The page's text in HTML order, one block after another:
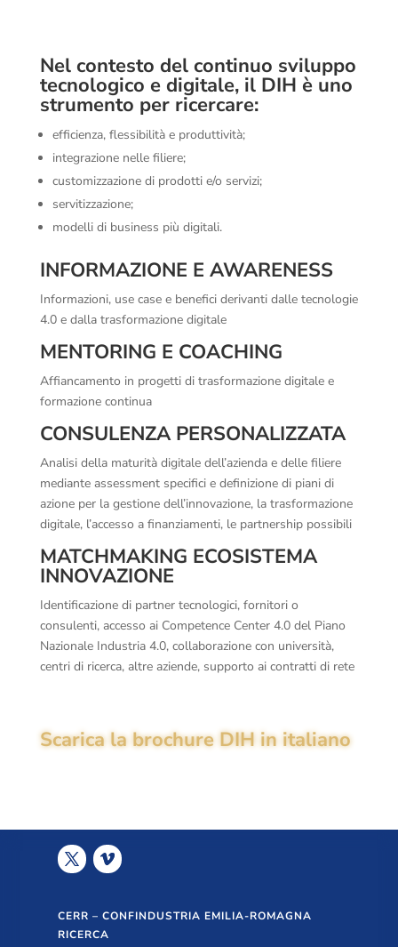
Nel contesto del continuo sviluppo
tecnologico e digitale, il DIH è uno
strumento per ricercare:
efficienza, flessibilità e produttività;
integrazione nelle filiere;
customizzazione di prodotti e/o servizi;
servitizzazione;
modelli di business più digitali.
INFORMAZIONE E AWARENESS
Informazioni, use case e benefici derivanti dalle tecnologie
4.0 e dalla trasformazione digitale
MENTORING E COACHING
Affiancamento in progetti di trasformazione digitale e
formazione continua
CONSULENZA PERSONALIZZATA
Analisi della maturità digitale dell’azienda e delle filiere
mediante assessment specifici e definizione di piani di
azione per la gestione dell’innovazione, la trasformazione
digitale, l’accesso a finanziamenti, le partnership possibili
MATCHMAKING ECOSISTEMA
INNOVAZIONE
Identificazione di partner tecnologici, fornitori o
consulenti, accesso ai Competence Center 4.0 del Piano
Nazionale Industria 4.0, collaborazione con università,
centri di ricerca, altre aziende, supporto ai contratti di rete
Scarica la brochure DIH in italiano
CERR – CONFINDUSTRIA EMILIA-ROMAGNA
RICERCA